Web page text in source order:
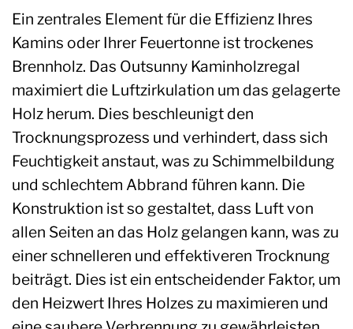
Ein zentrales Element für die Effizienz Ihres
Kamins oder Ihrer Feuertonne ist trockenes
Brennholz. Das Outsunny Kaminholzregal
maximiert die Luftzirkulation um das gelagerte
Holz herum. Dies beschleunigt den
Trocknungsprozess und verhindert, dass sich
Feuchtigkeit anstaut, was zu Schimmelbildung
und schlechtem Abbrand führen kann. Die
Konstruktion ist so gestaltet, dass Luft von
allen Seiten an das Holz gelangen kann, was zu
einer schnelleren und effektiveren Trocknung
beiträgt. Dies ist ein entscheidender Faktor, um
den Heizwert Ihres Holzes zu maximieren und